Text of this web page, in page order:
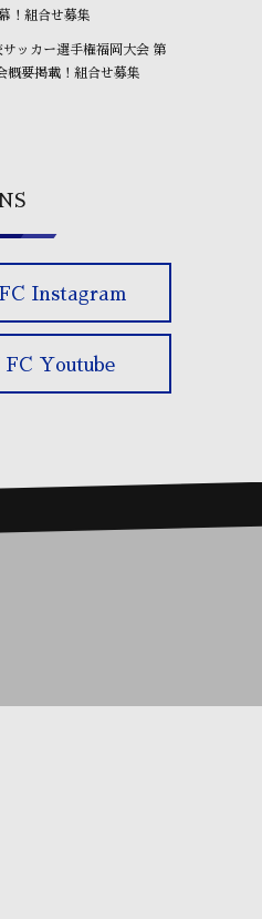
！組合せ募集
ッカー選手権福岡大会 第
概要掲載！組合せ募集
Instagram
Youtube